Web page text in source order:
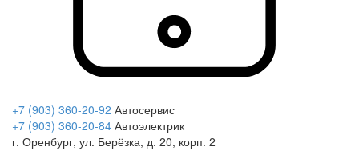
+7 (903) 360-20-92 Автосервис
+7 (903) 360-20-84 Автоэлектрик
г. Оренбург, ул. Берёзка, д. 20, корп. 2